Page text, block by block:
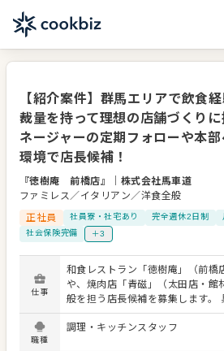
【紹介案件】群馬エリアで飲食
裁量を持って理想の店舗づくり
ネージャーの定期フォローや本
環境で店長候補！
『徳樹庵 前橋店』
株式会社馬車道
ファミレス／イタリアン／洋食全般
正社員
社員寮・社宅あり 完全週休2日制
社会保険完備
＋3
仕事
和食レストラン「徳樹庵」（前橋
や、焼肉店「青磁」（太田店・館
般を担う店長候補を募集します。
トの数値管理、スタッフの採用・
せします。さらに接客サービスの
職種
調理・キッチンスタッフ